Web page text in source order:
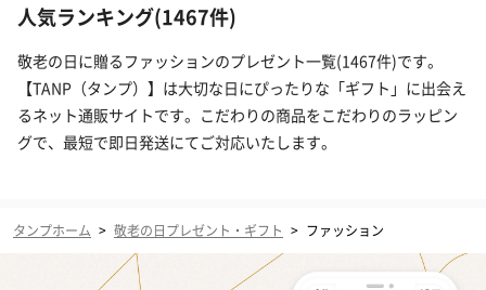
人気ランキング(1467件)
敬老の日に贈るファッションのプレゼント一覧(1467件)です。
【TANP（タンプ）】は大切な日にぴったりな「ギフト」に出会え
るネット通販サイトです。こだわりの商品をこだわりのラッピン
グで、最短で即日発送にてご対応いたします。
タンプホーム > 敬老の日プレゼント・ギフト > ファッション